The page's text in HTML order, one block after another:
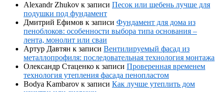
Alexandr Zhukov к записи Песок или щебень лучше для
подушки под фундамент
Дмитрий Ефимов к записи Фундамент для дома из
пеноблоков: особенности выбора типа основания –
лента, монолит или сваи
Артур Давтян к записи Вентилируемый фасад из
металлопрофиля: последовательная технология монтажа
Олександр Стаценко к записи Проверенная временем
технология утепления фасада пенопластом
Bodya Kambarov к записи Как лучше утеплить дом